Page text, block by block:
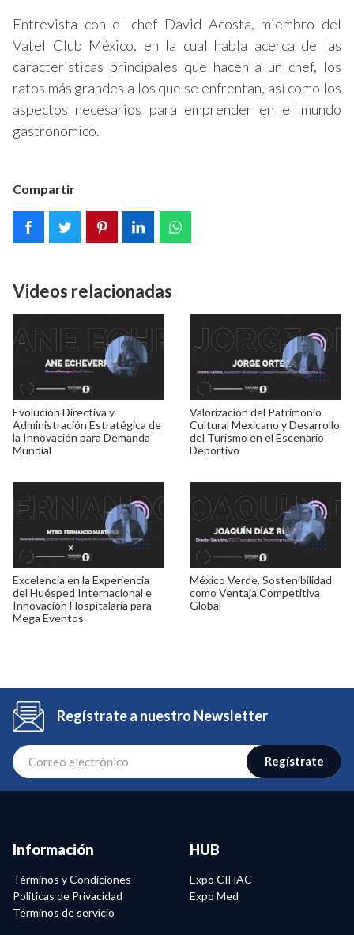
Entrevista con el chef David Acosta, miembro del
Vatel Club México, en la cual habla acerca de las
caracteristicas principales que hacen a un chef, los
ratos más grandes a los que se enfrentan, así como los
aspectos necesarios para emprender en el mundo
gastronomico.
Compartir
Videos relacionadas
Evolución Directiva y
Administración Estratégica de
la Innovación para Demanda
Mundial
Valorización del Patrimonio
Cultural Mexicano y Desarrollo
del Turismo en el Escenario
Deportivo
Excelencia en la Experiencia
del Huésped Internacional e
Innovación Hospitalaria para
Mega Eventos
México Verde, Sostenibilidad
como Ventaja Competitiva
Global
Regístrate a nuestro Newsletter
Regístrate
Información
Términos y Condiciones
Politicas de Privacidad
Términos de servicio
HUB
Expo CIHAC
Expo Med